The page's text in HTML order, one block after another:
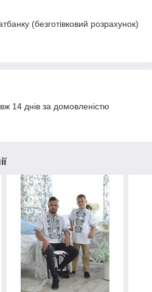
(безготівковий розрахунок)
14 днів за домовленістю